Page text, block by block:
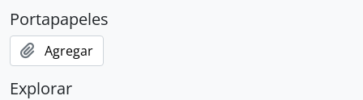
Portapapeles
Agregar
Explorar